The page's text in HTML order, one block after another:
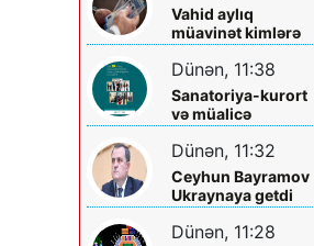
Vahid aylıq
müavinət kimlərə
verilir? - Dövlət
Komitəsindən
açıqlama vahid-
ayliq-muavinet-
kimlere-verilir
Dünən, 11:38
Sanatoriya-kurort
və müalicə
mərkəzlərinə yola
salındılar
Dünən, 11:32
Ceyhun Bayramov
Ukraynaya getdi
Dünən, 11:28